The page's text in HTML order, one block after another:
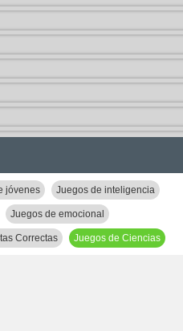
jóvenes Juegos de inteligencia
Juegos de emocional
Correctas Juegos de Ciencias